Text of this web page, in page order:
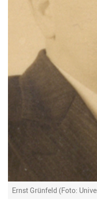
Ernst Grünfeld (Foto: